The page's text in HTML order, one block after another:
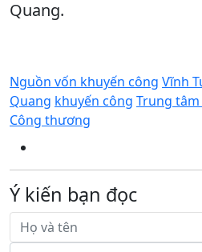
Quang.
Nguồn vốn khuyến công Vĩnh
Quang khuyến công Trung tâm
Công thương
Ý kiến bạn đọc